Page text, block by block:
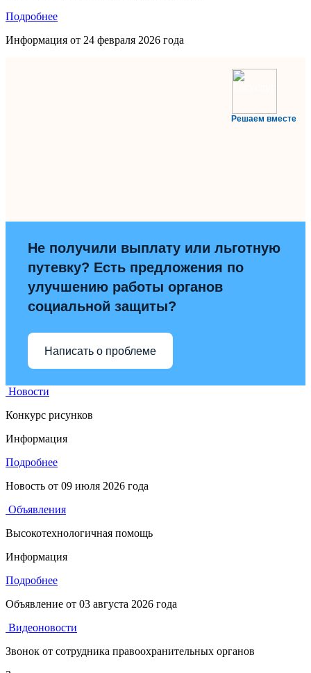
Подробнее
Информация от 24 февраля 2026 года
Решаем вместе
Не получили выплату или льготную
путевку? Есть предложения по
улучшению работы органов
социальной защиты?
Написать о проблеме
Новости
Конкурс рисунков
Информация
Подробнее
Новость от 09 июля 2026 года
Объявления
Высокотехнологичная помощь
Информация
Подробнее
Объявление от 03 августа 2026 года
Видеоновости
Звонок от сотрудника правоохранительных органов